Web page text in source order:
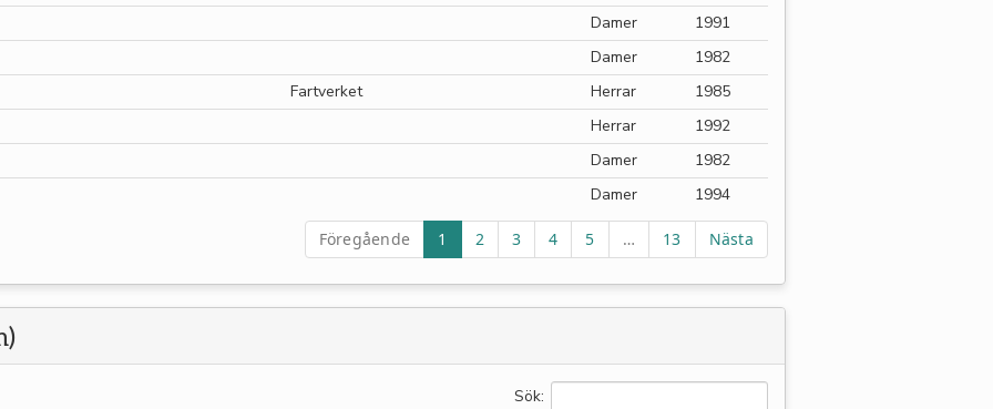
Damer
1991
Damer
1982
Fartverket
Herrar
1985
Herrar
1992
Damer
1982
Damer
1994
Föregående 1 2 3 4 5 … 13 Nästa
Sök: